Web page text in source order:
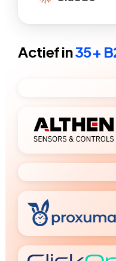
Actief in35+